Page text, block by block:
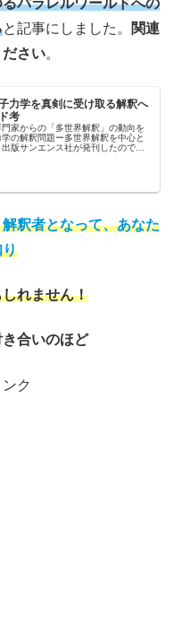
パラレルワールドへの
と記事にしました。
関連
さい。
力学を真剣に受け取る解釈へ
考
家からの「多世界解釈」の動向を
の解釈問題ー多世界解釈を中心と
版サンエンス社が発刊したので購
釈者となって、あなた
り
れません！
合いのほど
ク